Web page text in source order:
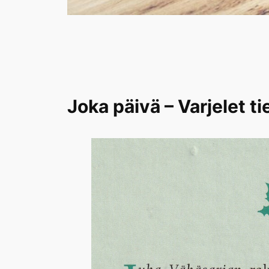
Joka päivä – Varjelet